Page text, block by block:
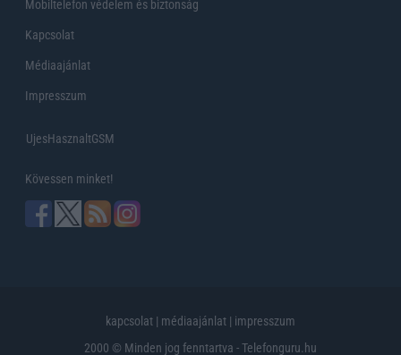
Mobiltelefon védelem és biztonság
Kapcsolat
Médiaajánlat
Impresszum
UjesHasznaltGSM
Kövessen minket!
kapcsolat | médiaajánlat | impresszum
2000 © Minden jog fenntartva - Telefonguru.hu